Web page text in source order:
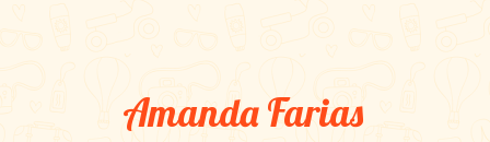
Amanda Farias